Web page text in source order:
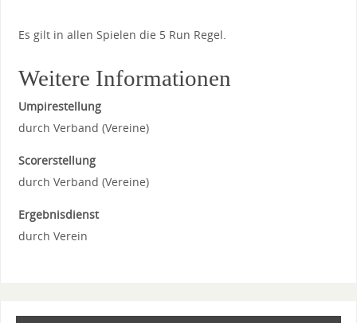
Es gilt in allen Spielen die 5 Run Regel.
Weitere Informationen
Umpirestellung
durch Verband (Vereine)
Scorerstellung
durch Verband (Vereine)
Ergebnisdienst
durch Verein